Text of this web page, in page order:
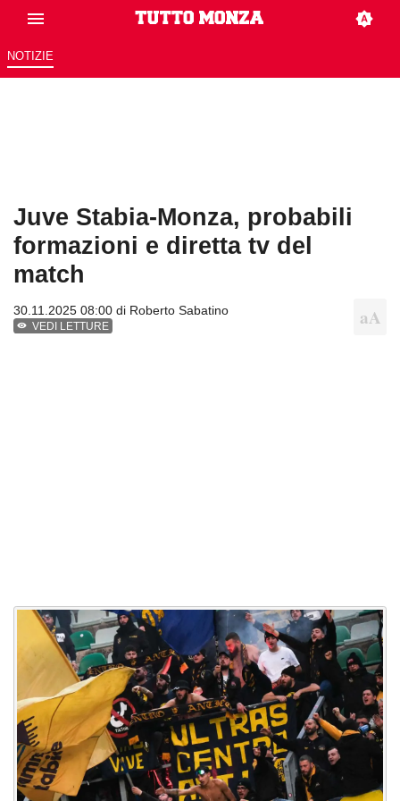
NOTIZIE
Juve Stabia-Monza, probabili
formazioni e diretta tv del
match
30.11.2025 08:00 di Roberto Sabatino
VEDI LETTURE